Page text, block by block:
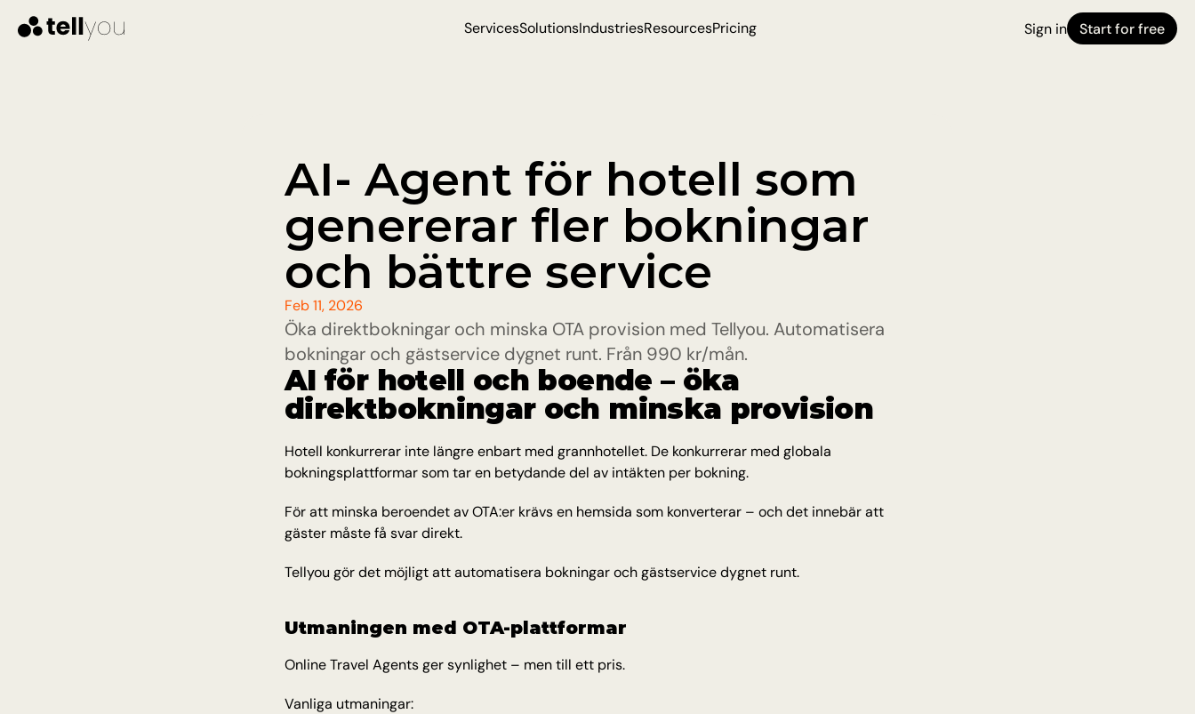
ServicesSolutionsIndustriesResourcesPricing Sign in Start for free
AI- Agent för hotell som
genererar fler bokningar
och bättre service
Feb 11, 2026
Öka direktbokningar och minska OTA provision med Tellyou. Automatisera
bokningar och gästservice dygnet runt. Från 990 kr/mån.
AI för hotell och boende – öka
direktbokningar och minska provision
Hotell konkurrerar inte längre enbart med grannhotellet. De konkurrerar med globala
bokningsplattformar som tar en betydande del av intäkten per bokning.
För att minska beroendet av OTA:er krävs en hemsida som konverterar – och det innebär att
gäster måste få svar direkt.
Tellyou gör det möjligt att automatisera bokningar och gästservice dygnet runt.
Utmaningen med OTA-plattformar
Online Travel Agents ger synlighet – men till ett pris.
Vanliga utmaningar: